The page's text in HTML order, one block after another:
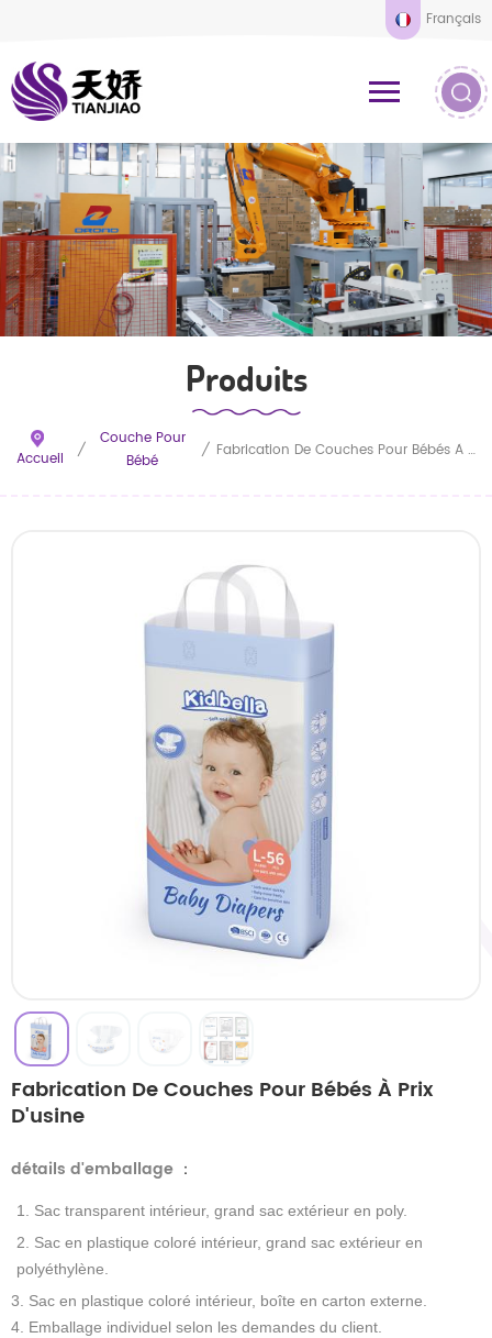
Français
Produits
Accueil /
Couche Pour
Bébé
/ Fabrication De Couches Pour Bébés À Prix D'usine
Fabrication De Couches Pour Bébés À Prix
D'usine
détails d'emballage ：
1. Sac transparent intérieur, grand sac extérieur en poly.
2. Sac en plastique coloré intérieur, grand sac extérieur en
polyéthylène.
3. Sac en plastique coloré intérieur, boîte en carton externe.
4. Emballage individuel selon les demandes du client.